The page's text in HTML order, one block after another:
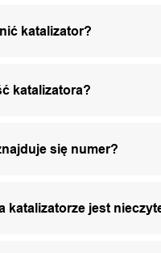
katalizator?
katalizatora?
się numer?
katalizatorze jest